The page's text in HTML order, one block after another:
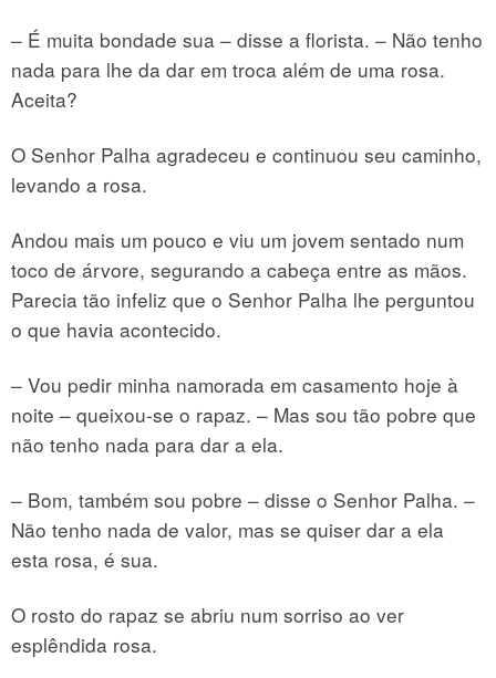
– É muita bondade sua – disse a florista. – Não tenho
nada para lhe da dar em troca além de uma rosa.
Aceita?
O Senhor Palha agradeceu e continuou seu caminho,
levando a rosa.
Andou mais um pouco e viu um jovem sentado num
toco de árvore, segurando a cabeça entre as mãos.
Parecia tão infeliz que o Senhor Palha lhe perguntou
o que havia acontecido.
– Vou pedir minha namorada em casamento hoje à
noite – queixou-se o rapaz. – Mas sou tão pobre que
não tenho nada para dar a ela.
– Bom, também sou pobre – disse o Senhor Palha. –
Não tenho nada de valor, mas se quiser dar a ela
esta rosa, é sua.
O rosto do rapaz se abriu num sorriso ao ver
esplêndida rosa.